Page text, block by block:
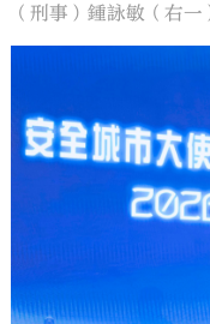
（刑事）鍾詠敏（右